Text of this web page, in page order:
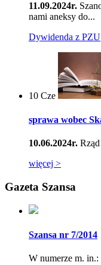
11.09.2024r.
nami aneksy do...
Dywidenda z PZU
10 Cze
sprawa wobec
10.06.2024r.
więcej >
Gazeta Szansa
Szansa nr 7/2014
W numerze m. in.: